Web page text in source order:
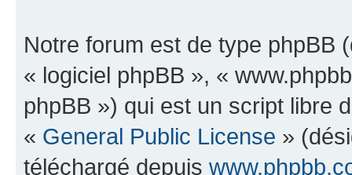
Notre forum est de type phpBB
« logiciel phpBB », «
phpBB ») qui est un script libre
« General Public License »
téléchargé depuis